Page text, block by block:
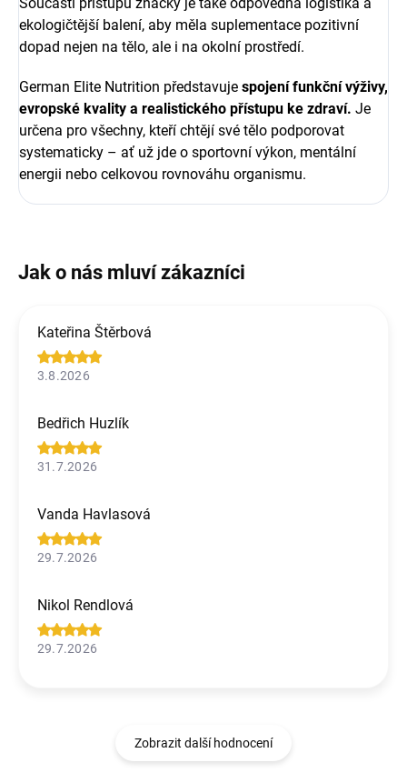
ekologičtější balení, aby měla suplementace pozitivní
dopad nejen na tělo, ale i na okolní prostředí.
German Elite Nutrition představuje spojení funkční výživy,
evropské kvality a realistického přístupu ke zdraví. Je
určena pro všechny, kteří chtějí své tělo podporovat
systematicky – ať už jde o sportovní výkon, mentální
energii nebo celkovou rovnováhu organismu.
Kateřina Štěrbová
3.8.2026
Bedřich Huzlík
31.7.2026
Vanda Havlasová
29.7.2026
Nikol Rendlová
29.7.2026
Zobrazit další hodnocení